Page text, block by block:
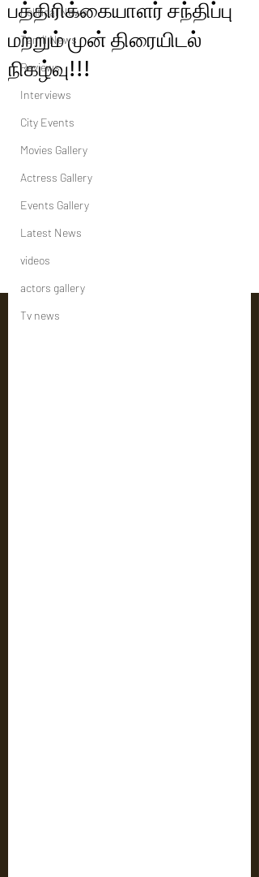
Political News
Tamil News
Reviews
Interviews
City Events
Movies Gallery
Actress Gallery
Events Gallery
Latest News
videos
actors gallery
Tv news
பத்திரிக்கையாளர் சந்திப்பு
மற்றும் முன் திரையிடல்
நிகழ்வு!!!